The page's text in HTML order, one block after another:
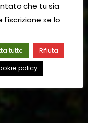
che tu sia
l'iscrizione se lo
tutto
Rifiuta
policy